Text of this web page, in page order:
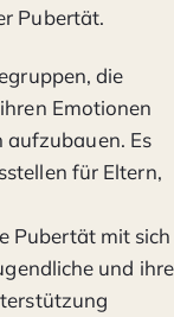
Pubertät.
die
Emotionen
aufzubauen. Es
für Eltern,
Pubertät mit sich
und ihre